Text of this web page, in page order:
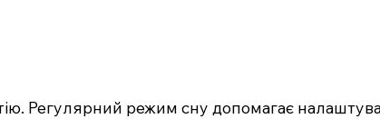
Регулярний режим сну допомагає